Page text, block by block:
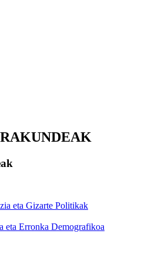
eta Gizarte Politikak
eta Erronka Demografikoa